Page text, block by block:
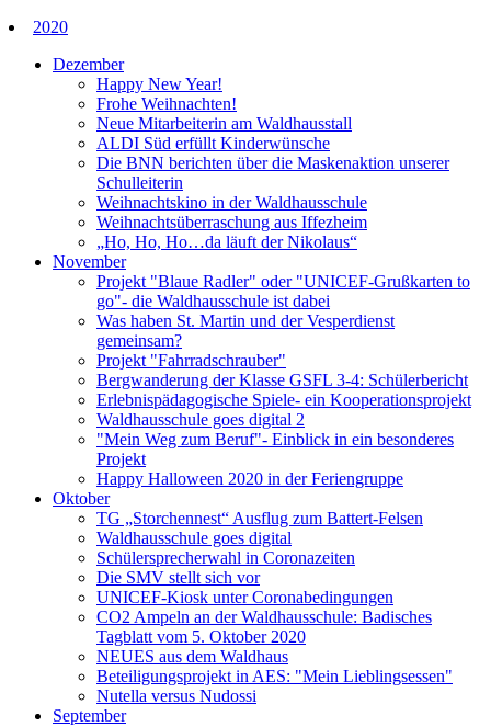
2020
Dezember
Happy New Year!
Frohe Weihnachten!
Neue Mitarbeiterin am Waldhausstall
ALDI Süd erfüllt Kinderwünsche
Die BNN berichten über die Maskenaktion unserer
Schulleiterin
Weihnachtskino in der Waldhausschule
Weihnachtsüberraschung aus Iffezheim
„Ho, Ho, Ho…da läuft der Nikolaus“
November
Projekt "Blaue Radler" oder "UNICEF-Grußkarten to
go"- die Waldhausschule ist dabei
Was haben St. Martin und der Vesperdienst
gemeinsam?
Projekt "Fahrradschrauber"
Bergwanderung der Klasse GSFL 3-4: Schülerbericht
Erlebnispädagogische Spiele- ein Kooperationsprojekt
Waldhausschule goes digital 2
"Mein Weg zum Beruf"- Einblick in ein besonderes
Projekt
Happy Halloween 2020 in der Feriengruppe
Oktober
TG „Storchennest“ Ausflug zum Battert-Felsen
Waldhausschule goes digital
Schülersprecherwahl in Coronazeiten
Die SMV stellt sich vor
UNICEF-Kiosk unter Coronabedingungen
CO2 Ampeln an der Waldhausschule: Badisches
Tagblatt vom 5. Oktober 2020
NEUES aus dem Waldhaus
Beteiligungsprojekt in AES: "Mein Lieblingsessen"
Nutella versus Nudossi
September